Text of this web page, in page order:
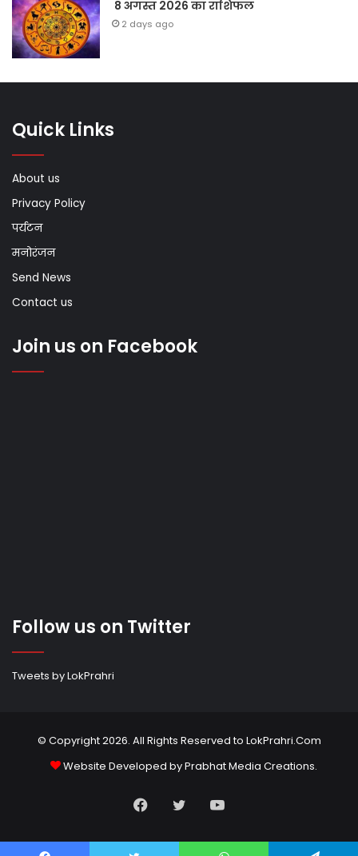
8 अगस्त 2026 का राशिफल
2 days ago
Quick Links
About us
Privacy Policy
पर्यटन
मनोरंजन
Send News
Contact us
Join us on Facebook
Follow us on Twitter
Tweets by LokPrahri
© Copyright 2026. All Rights Reserved to LokPrahri.Com
Website Developed byPrabhat Media Creations.
Facebook
TwitterYouTube